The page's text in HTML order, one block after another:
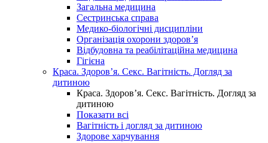
Загальна медицина
Сестринська справа
Медико-біологічні дисципліни
Організація охорони здоров’я
Відбудовна та реабілітаційна медицина
Гігієна
Краса. Здоров’я. Секс. Вагітність. Догляд за
дитиною
Краса. Здоров’я. Секс. Вагітність. Догляд за
дитиною
Показати всі
Вагітність і догляд за дитиною
Здорове харчування